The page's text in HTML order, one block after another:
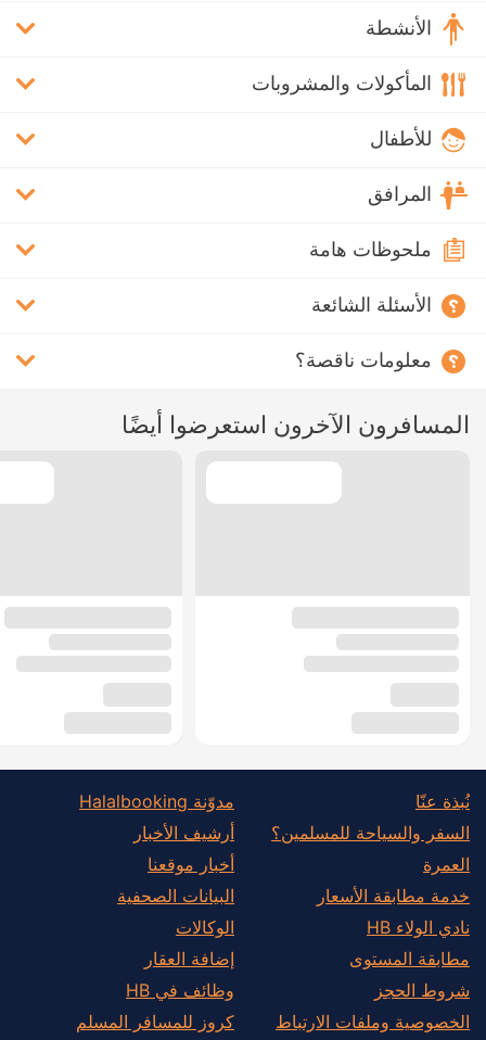
الأنشطة
المأكولات والمشروبات
للأطفال
المرافق
ملحوظات هامة
الأسئلة الشائعة
معلومات ناقصة؟
المسافرون الآخرون استعرضوا أيضًا
نُبذة عنّا
السفر والسياحة للمسلمين؟
العمرة
خدمة مطابقة الأسعار
نادي الولاء HB
مطابقة المستوى
شروط الحجز
الخصوصية وملفات الارتباط
مدوّنة Halalbooking
أرشيف الأخبار
أخبار موقعنا
البيانات الصحفية
الوكالات
إضافة العقار
وظائف في HB
كروز للمسافر المسلم